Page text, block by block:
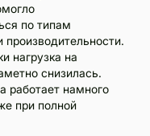
по типам
производительности.
нагрузка на
снизилась.
работает намного
при полной